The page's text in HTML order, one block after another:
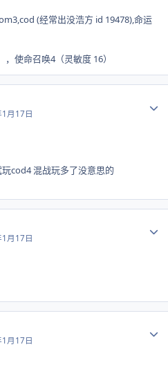
(经常出没浩方 id 19478),命运
使命召唤4（灵敏度 16）
月17日
cod4 混战玩多了没意思的
月17日
月17日